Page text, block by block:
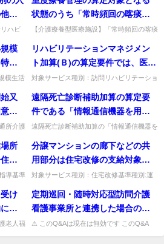
い
許
限
で
か。
療養介護,訪問介護,...
の
境
な
介
助
ハビ
型通
状態のうち「常時頻回の喀痰吸
引を実施している状態」の患者
【介護療養型医療施設】「常時頻回の喀痰
方法。8回以上実施する日が月20日超の患
者について、8回以上実施...
模
別
ニ
模生活
象とし
リハビリテーションマネジメン
ト加算(Ｂ)の算定要件では、医師
がリハビリテーション計画の内
容について利用者又はその家族
へ説明することとされている。
リハビリテーション会議の構成
員の参加については、テレビ電
話装置等を使用しても差し支え
ないとされているが、リハビリ
テーション計画の内容について
医師が利用者又はその家族へテ
レビ電話装置等を介して説明し
対象サービス種別：訪問リハビリテーショ
報酬「リハビリテーションマネジメント加
算」質問リハビリテーショ...
又
に
署
な
所介護
上サー
遠隔死亡診断補助加算の算定要
件である「情報通信機器を用い
た在宅での看取りに係る研修」
には、具体的にどのようなもの
があるか。
遠隔死亡診断補助加算の「情報通信機器を
時点では、厚生労働省「在宅看取りに関す
る研修事業」（平成29〜3...
所
場
数
導基準
る場合
分譲マンションの廊下などの共
用部分は住宅改修の支給対象と
なるか。
対象サービス種別：住宅改修基準種別:運
費」質問分譲マンションの廊下などの共用
部分は住宅改修の支給対象とな...
け
入
め
る
老人福
定期巡回・随時対応型訪問介護
看護事業所と連携した場合の報
酬を算定する場合、訪問看護で
設定されている全ての加算が算
⚠ このQ&Aは現在は無効です このQ&A